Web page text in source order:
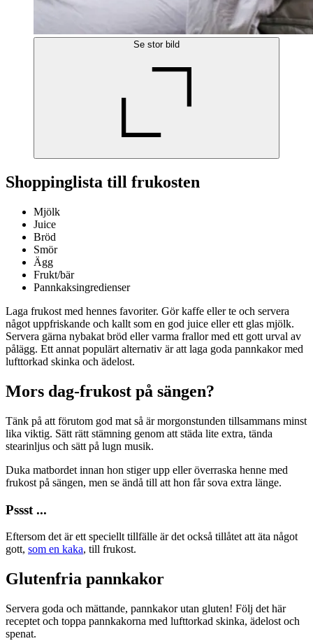
Se stor bild
Shoppinglista till frukosten
Mjölk
Juice
Bröd
Smör
Ägg
Frukt/bär
Pannkaksingredienser
Laga frukost med hennes favoriter. Gör kaffe eller te och servera
något uppfriskande och kallt som en god juice eller ett glas mjölk.
Servera gärna nybakat bröd eller varma frallor med ett gott urval av
pålägg. Ett annat populärt alternativ är att laga goda pannkakor med
lufttorkad skinka och ädelost.
Mors dag-frukost på sängen?
Tänk på att förutom god mat så är morgonstunden tillsammans minst
lika viktig. Sätt rätt stämning genom att städa lite extra, tända
stearinljus och sätt på lugn musik.
Duka matbordet innan hon stiger upp eller överraska henne med
frukost på sängen, men se ändå till att hon får sova extra länge.
Pssst ...
Eftersom det är ett speciellt tillfälle är det också tillåtet att äta något
gott, som en kaka, till frukost.
Glutenfria pannkakor
Servera goda och mättande, pannkakor utan gluten! Följ det här
receptet och toppa pannkakorna med lufttorkad skinka, ädelost och
spenat.